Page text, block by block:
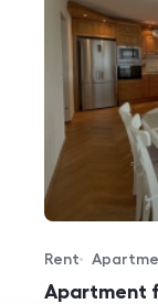
Apartment
Offer type
Rent
Property type